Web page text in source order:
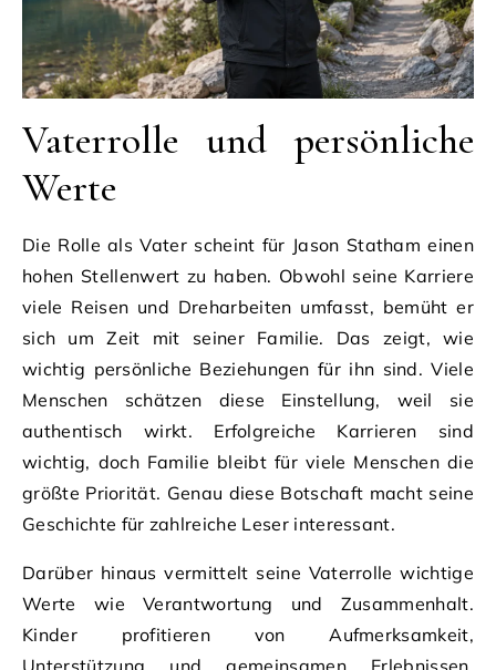
Vaterrolle und persönliche
Werte
Die Rolle als Vater scheint für Jason Statham einen
hohen Stellenwert zu haben. Obwohl seine Karriere
viele Reisen und Dreharbeiten umfasst, bemüht er
sich um Zeit mit seiner Familie. Das zeigt, wie
wichtig persönliche Beziehungen für ihn sind. Viele
Menschen schätzen diese Einstellung, weil sie
authentisch wirkt. Erfolgreiche Karrieren sind
wichtig, doch Familie bleibt für viele Menschen die
größte Priorität. Genau diese Botschaft macht seine
Geschichte für zahlreiche Leser interessant.
Darüber hinaus vermittelt seine Vaterrolle wichtige
Werte wie Verantwortung und Zusammenhalt.
Kinder profitieren von Aufmerksamkeit,
Unterstützung und gemeinsamen Erlebnissen.